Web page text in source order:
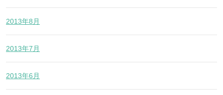
2013年8月
2013年7月
2013年6月